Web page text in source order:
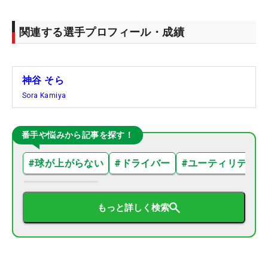
関連する選手プロフィール・成績
神谷 そら
Sora Kamiya
番手や悩みから記事を探す！
#球が上がらない # ドライバー #ユーティリティ
もっと詳しく検索